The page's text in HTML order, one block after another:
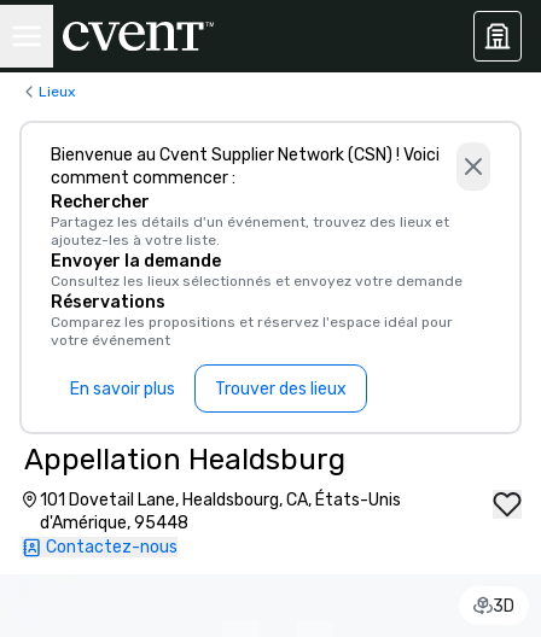
Lieux
Bienvenue au Cvent Supplier Network (CSN) ! Voici
comment commencer :
Rechercher
Partagez les détails d'un événement, trouvez des lieux et
ajoutez-les à votre liste.
Envoyer la demande
Consultez les lieux sélectionnés et envoyez votre demande
Réservations
Comparez les propositions et réservez l'espace idéal pour
votre événement
En savoir plus Trouver des lieux
Appellation Healdsburg
101 Dovetail Lane, Healdsbourg, CA, États-Unis
d'Amérique, 95448
Contactez-nous
3D